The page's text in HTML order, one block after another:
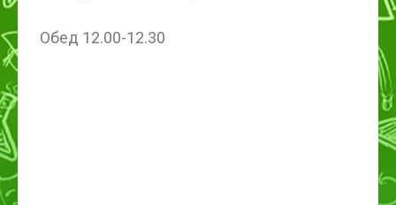
Обед 12.00-12.30